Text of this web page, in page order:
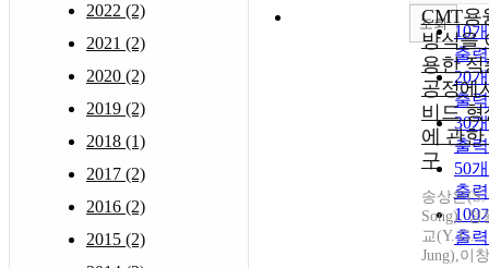
2022 (2)
2021 (2)
2020 (2)
2019 (2)
2018 (1)
2017 (2)
2016 (2)
2015 (2)
10
출력
20
출력
30
출력
50
출력
100
출력
조회
CMT용
방식을
용한 적
공정에
비드 형
에 관한
구
송상은(S.
Song), 정
교(Y. G.
Jung),이